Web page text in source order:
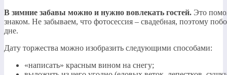
В зимние забавы можно и нужно вовлекать гостей. Это
знаком. Не забываем, что фотосессия – свадебная, поэтому
дне.
Дату торжества можно изобразить следующими способами:
«написать» красным вином на снегу;